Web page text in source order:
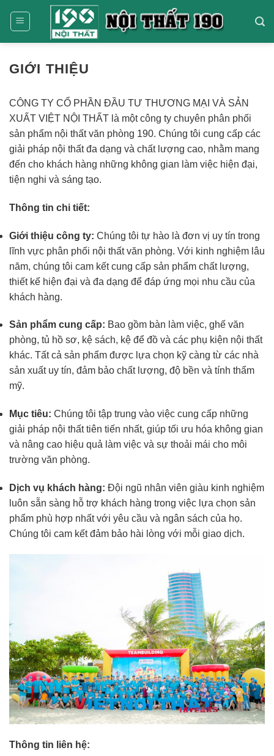
GIỚI THIỆU
CÔNG TY CỔ PHẦN ĐẦU TƯ THƯƠNG MẠI VÀ SẢN
XUẤT VIỆT NỘI THẤT là một công ty chuyên phân phối
sản phẩm nội thất văn phòng 190. Chúng tôi cung cấp các
giải pháp nội thất đa dạng và chất lượng cao, nhằm mang
đến cho khách hàng những không gian làm việc hiện đại,
tiện nghi và sáng tạo.
Thông tin chi tiết:
Giới thiệu công ty: Chúng tôi tự hào là đơn vị uy tín trong
lĩnh vực phân phối nội thất văn phòng. Với kinh nghiệm lâu
năm, chúng tôi cam kết cung cấp sản phẩm chất lượng,
thiết kế hiện đại và đa dạng để đáp ứng mọi nhu cầu của
khách hàng.
Sản phẩm cung cấp: Bao gồm bàn làm việc, ghế văn
phòng, tủ hồ sơ, kệ sách, kệ để đồ và các phụ kiện nội thất
khác. Tất cả sản phẩm được lựa chọn kỹ càng từ các nhà
sản xuất uy tín, đảm bảo chất lượng, độ bền và tính thẩm
mỹ.
Mục tiêu: Chúng tôi tập trung vào việc cung cấp những
giải pháp nội thất tiên tiến nhất, giúp tối ưu hóa không gian
và nâng cao hiệu quả làm việc và sự thoải mái cho môi
trường văn phòng.
Dịch vụ khách hàng: Đội ngũ nhân viên giàu kinh nghiệm
luôn sẵn sàng hỗ trợ khách hàng trong việc lựa chọn sản
phẩm phù hợp nhất với yêu cầu và ngân sách của họ.
Chúng tôi cam kết đảm bảo hài lòng với mỗi giao dịch.
Thông tin liên hệ: